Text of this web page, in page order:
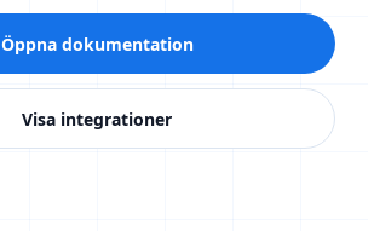
Öppna dokumentation
Visa integrationer